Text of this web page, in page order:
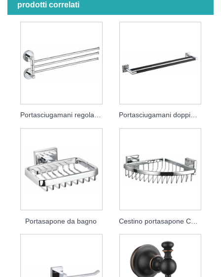
prodotti correlati
Portasapone da bagno